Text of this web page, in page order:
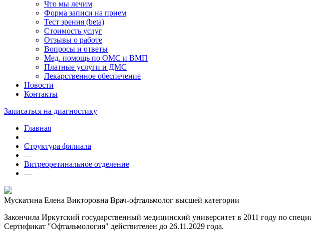
Что мы лечим
Форма записи на прием
Тест зрения (beta)
Стоимость услуг
Отзывы о работе
Вопросы и ответы
Мед. помощь по ОМС и ВМП
Платные услуги и ДМС
Лекарственное обеспечение
Новости
Контакты
Записаться на диагностику
Главная
—
Структура филиала
—
Витреоретинальное отделение
—
Мускатина Елена Викторовна Врач-офтальмолог высшей категории
Закончила Иркутский государственный медицинский университет в 2011 году по
Сертификат "Офтальмология" действителен до 26.11.2029 года.